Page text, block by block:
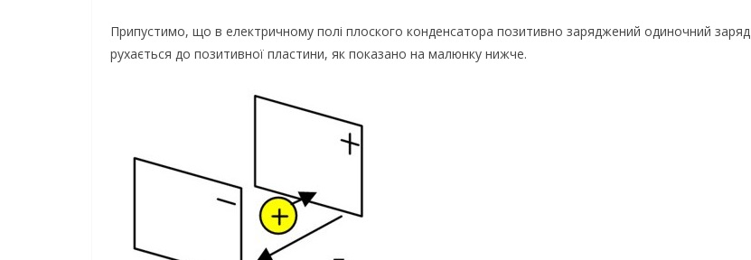
Припустимо, що в електричному полі плоского конденсатора позитивно заряджений одиночний заряд
рухається до позитивної пластини, як показано на малюнку нижче.